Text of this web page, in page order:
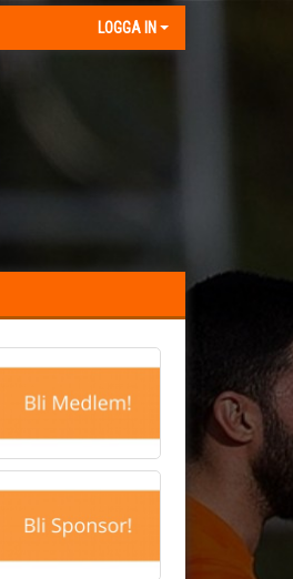
LOGGA IN